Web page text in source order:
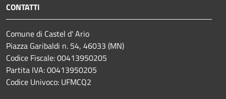
CONTATTI
Comune di Castel d' Ario
Piazza Garibaldi n. 54, 46033 (MN)
Codice Fiscale: 00413950205
Partita IVA: 00413950205
Codice Univoco: UFMCQ2